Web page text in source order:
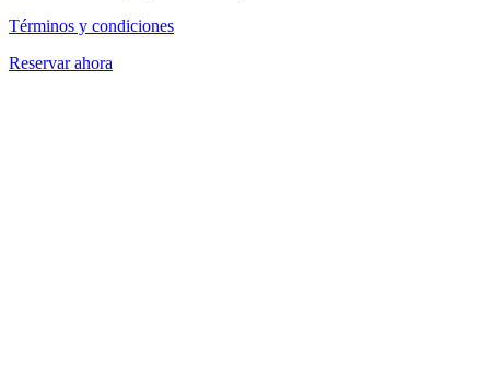
Términos y condiciones
Reservar ahora